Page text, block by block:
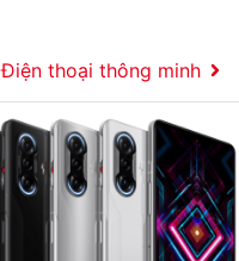
Điện thoại thông minh